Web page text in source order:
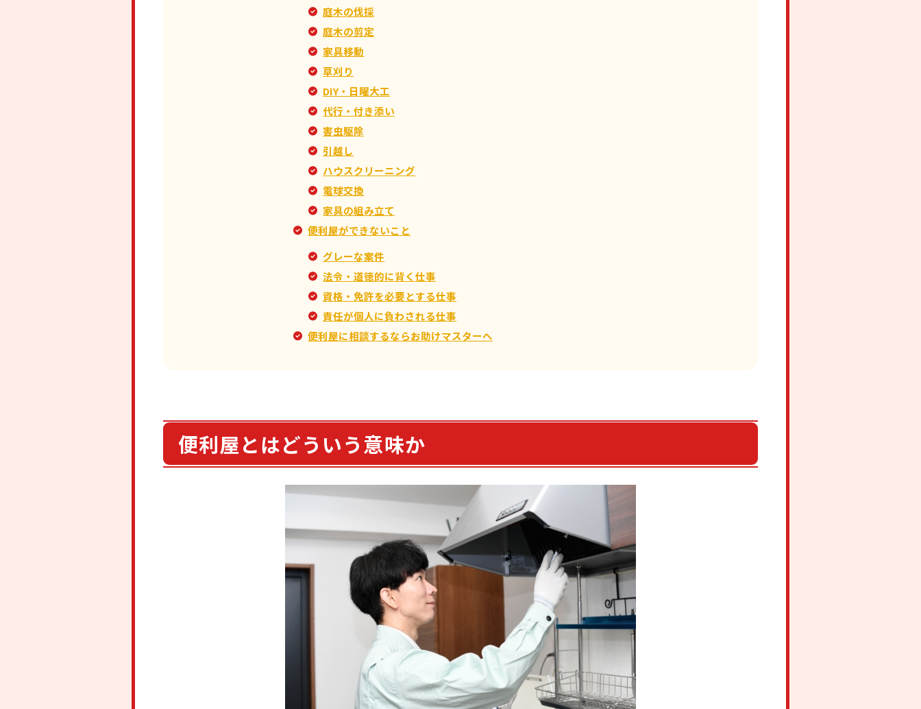
庭木の伐採
庭木の剪定
家具移動
草刈り
DIY・日曜大工
代行・付き添い
害虫駆除
引越し
ハウスクリーニング
電球交換
家具の組み立て
便利屋ができないこと
グレーな案件
法令・道徳的に背く仕事
資格・免許を必要とする仕事
責任が個人に負わされる仕事
便利屋に相談するならお助けマスターへ
便利屋とはどういう意味か